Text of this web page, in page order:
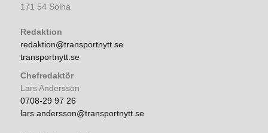
171 54 Solna
Redaktion
redaktion@transportnytt.se
transportnytt.se
Chefredaktör
Lars Andersson
0708-29 97 26
lars.andersson@transportnytt.se